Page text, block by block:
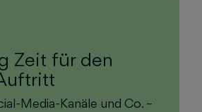
Zeit für den
Media-Kanäle und Co. –